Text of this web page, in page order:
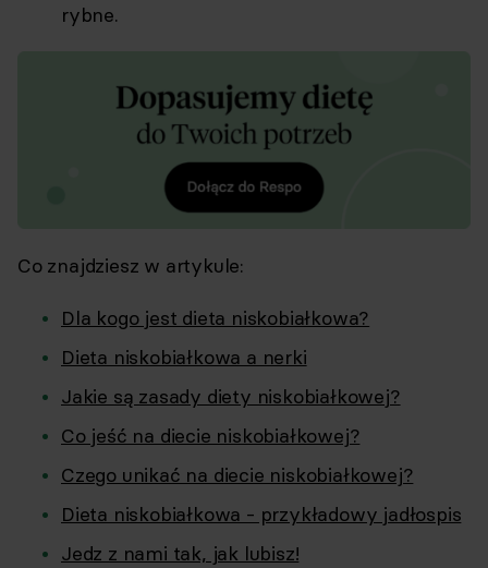
rybne.
Co znajdziesz w artykule:
Dla kogo jest dieta niskobiałkowa?
Dieta niskobiałkowa a nerki
Jakie są zasady diety niskobiałkowej?
Co jeść na diecie niskobiałkowej?
Czego unikać na diecie niskobiałkowej?
Dieta niskobiałkowa - przykładowy jadłospis
Jedz z nami tak, jak lubisz!